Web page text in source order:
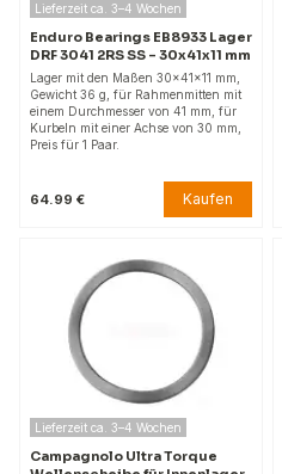
Lieferzeit ca. 3–4 Wochen
Enduro Bearings EB8933 Lager
DRF 3041 2RS SS - 30x41x11 mm
Lager mit den Maßen 30x41x11 mm,
Gewicht 36 g, für Rahmenmitten mit
einem Durchmesser von 41 mm, für
Kurbeln mit einer Achse von 30 mm,
Preis für 1 Paar.
64.99 € Kaufen
Lieferzeit ca. 3–4 Wochen
Campagnolo Ultra Torque